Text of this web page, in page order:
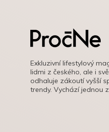
Exkluzivní lifestylový
lidmi z českého, ale i
odhaluje zákoutí vyšší
trendy. Vychází jednou